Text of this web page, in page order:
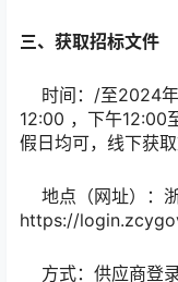
三、获取招标文件
时间：/至2024年
12:00 ，下午12:00
假日均可，线下获
地点（网址）：
https://
方式：供应商登